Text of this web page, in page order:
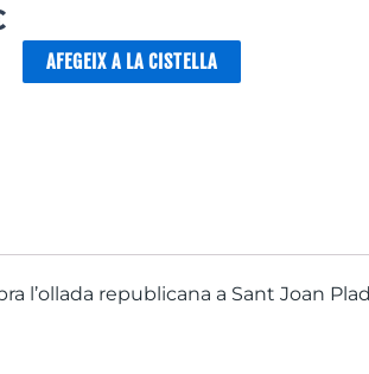
AFEGEIX A LA CISTELLA
l’ollada republicana a Sant Joan